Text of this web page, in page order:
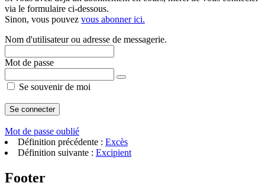
via le formulaire ci-dessous.
Sinon, vous pouvez vous abonner ici.
Nom d'utilisateur ou adresse de messagerie.
Mot de passe
Se souvenir de moi
Mot de passe oublié
Définition précédente : Excès
Définition suivante : Excipient
Footer